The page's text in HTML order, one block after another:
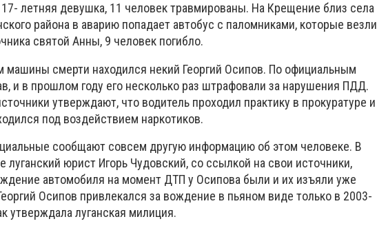
17- летняя девушка, 11 человек травмированы. На Крещение близ села
района в аварию попадает автобус с паломниками, которые везли
святой Анны, 9 человек погибло.
машины смерти находился некий Георгий Осипов. По официальным
и в прошлом году его несколько раз штрафовали за нарушения ПДД.
утверждают, что водитель проходил практику в прокуратуре и
под воздействием наркотиков.
сообщают совсем другую информацию об этом человеке. В
луганский юрист Игорь Чудовский, со ссылкой на свои источники,
автомобиля на момент ДТП у Осипова были и их изъяли уже
Осипов привлекался за вождение в пьяном виде только в 2003-
утверждала луганская милиция.